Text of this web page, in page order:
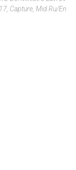
Capture, Mid.ru/en